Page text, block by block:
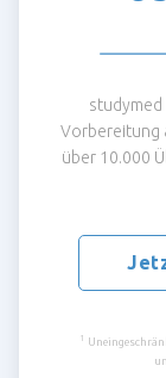
Vorbereitung
über 10.000
1